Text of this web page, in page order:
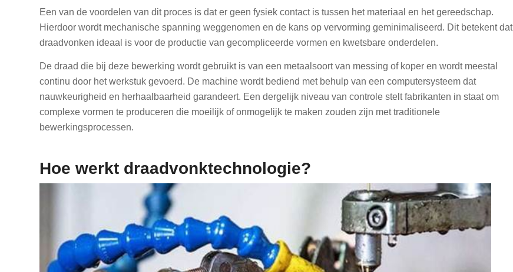
Een van de voordelen van dit proces is dat er geen fysiek contact is tussen het materiaal en het gereedschap.
Hierdoor wordt mechanische spanning weggenomen en de kans op vervorming geminimaliseerd. Dit betekent dat
draadvonken ideaal is voor de productie van gecompliceerde vormen en kwetsbare onderdelen.
De draad die bij deze bewerking wordt gebruikt is van een metaalsoort van messing of koper en wordt meestal
continu door het werkstuk gevoerd. De machine wordt bediend met behulp van een computersysteem dat
nauwkeurigheid en herhaalbaarheid garandeert. Een dergelijk niveau van controle stelt fabrikanten in staat om
complexe vormen te produceren die moeilijk of onmogelijk te maken zouden zijn met traditionele
bewerkingsprocessen.
Hoe werkt draadvonktechnologie?